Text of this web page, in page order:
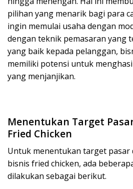
pilihan yang menarik bagi para
ingin memulai usaha dengan
dengan teknik pemasaran yang
yang baik kepada pelanggan,
memiliki potensi untuk
yang menjanjikan.
Menentukan Target
Fried Chicken
Untuk menentukan target pasar
bisnis fried chicken, ada
dilakukan sebagai berikut.